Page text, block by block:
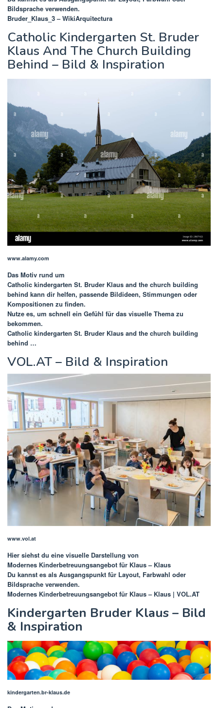
Bildsprache verwenden.
Bruder_Klaus_3 – WikiArquitectura
Catholic Kindergarten St. Bruder
Klaus And The Church Building
Behind – Bild & Inspiration
www.alamy.com
Das Motiv rund um
Catholic kindergarten St. Bruder Klaus and the church building
behind kann dir helfen, passende Bildideen, Stimmungen oder
Kompositionen zu finden.
Nutze es, um schnell ein Gefühl für das visuelle Thema zu
bekommen.
Catholic kindergarten St. Bruder Klaus and the church building
behind …
VOL.AT – Bild & Inspiration
www.vol.at
Hier siehst du eine visuelle Darstellung von
Modernes Kinderbetreuungsangebot für Klaus – Klaus
Du kannst es als Ausgangspunkt für Layout, Farbwahl oder
Bildsprache verwenden.
Modernes Kinderbetreuungsangebot für Klaus – Klaus | VOL.AT
Kindergarten Bruder Klaus – Bild
& Inspiration
kindergarten.br-klaus.de